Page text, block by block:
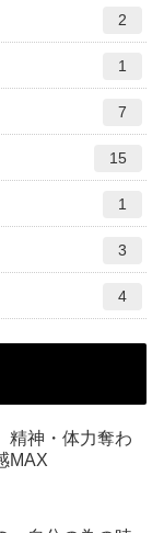
2
1
7
15
1
3
4
精神・体力奪わ
MAX